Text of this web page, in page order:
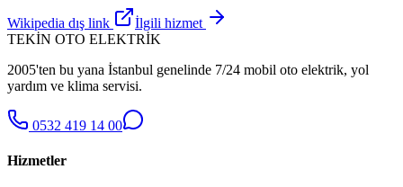
Wikipedia dış link
İlgili hizmet
TEKİN OTO ELEKTRİK
2005'ten bu yana İstanbul genelinde 7/24 mobil oto elektrik, yol
yardım ve klima servisi.
0532 419 14 00
Hizmetler